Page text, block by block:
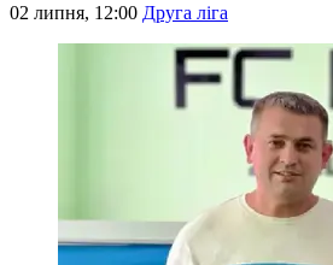
02 липня, 12:00 Друга ліга